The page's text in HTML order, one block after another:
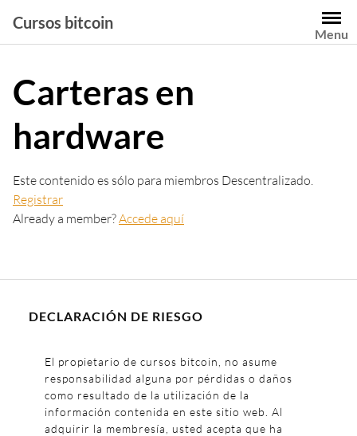
contenido
Cursos bitcoin
Menu
Carteras en
hardware
Este contenido es sólo para miembros Descentralizado.
Registrar
Already a member?Accede aquí
DECLARACIÓN DE RIESGO
El propietario de cursos bitcoin, no asume
responsabilidad alguna por pérdidas o daños
como resultado de la utilización de la
información contenida en este sitio web. Al
adquirir la membresía, usted acepta que ha